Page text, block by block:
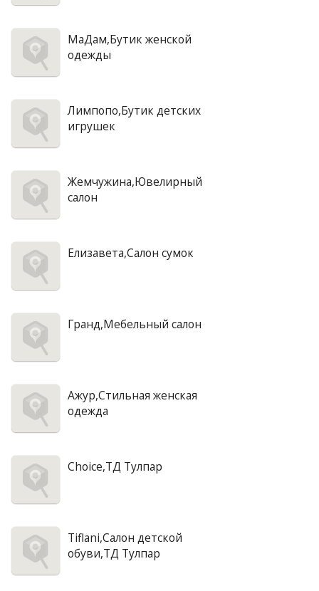
МаДам,Бутик женской
одежды
Лимпопо,Бутик детских
игрушек
Жемчужина,Ювелирный
салон
Елизавета,Салон сумок
Гранд,Мебельный салон
Ажур,Стильная женская
одежда
Choice,ТД Тулпар
Tiflani,Салон детской
обуви,ТД Тулпар